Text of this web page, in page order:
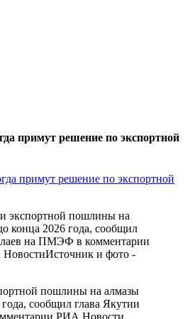
примут решение по экспортной
экспортной пошлины на
конца 2026 года, сообщил
на ПМЭФ в комментарии
и фото -
пошлины на алмазы
сообщил глава Якутии
РИА Новости.